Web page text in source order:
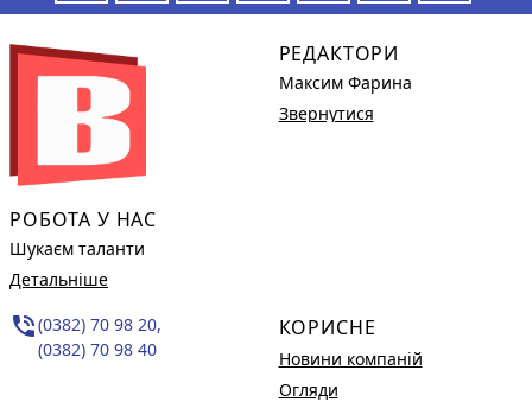
РОБОТА У НАС
Шукаєм таланти
Детальніше
phone_in_talk(0382) 70 98 20,
(0382) 70 98 40
РЕДАКТОРИ
Максим Фарина
Звернутися
КОРИСНЕ
Новини компаній
Огляди